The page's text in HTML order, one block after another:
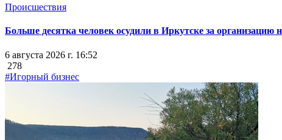
Происшествия
Больше десятка человек осудили в Иркутске за организацию
6 августа 2026 г. 16:52
278
#Игорный бизнес